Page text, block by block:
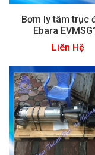
Bơm ly tâm trục
Ebara
Liên Hệ